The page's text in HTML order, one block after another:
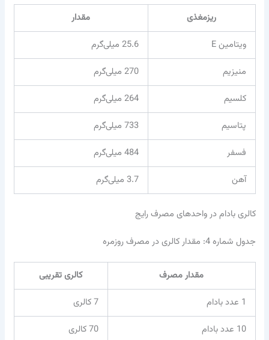
ریزمغذی
مقدار
ویتامین E
25.6 میلی‌گرم
منیزیم
270 میلی‌گرم
کلسیم
264 میلی‌گرم
پتاسیم
733 میلی‌گرم
فسفر
484 میلی‌گرم
آهن
3.7 میلی‌گرم
کالری بادام در واحدهای مصرف رایج
جدول شماره 4: مقدار کالری در مصرف روزمره
مقدار مصرف
کالری تقریبی
1 عدد بادام
7 کالری
10 عدد بادام
70 کالری